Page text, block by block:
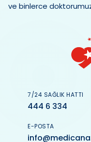
ve binlerce doktorumuz
7/24 SAĞLIK HATTI
444 6 334
E-POSTA